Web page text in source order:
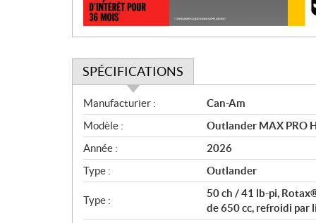
n
SPÉCIFICATIONS
S
p
é
c
i
f
i
Manufacturier :
Can-Am
Modèle :
Outlander MAX PRO
Année :
2026
Type :
Outlander
Type :
50 ch / 41 lb-pi,
de 650 cc, refroidi par